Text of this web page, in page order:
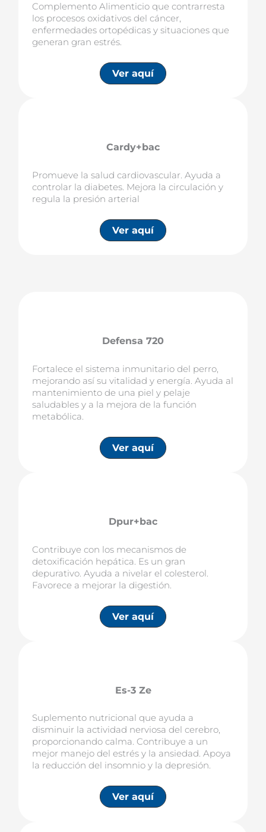
Complemento Alimenticio que contrarresta
los procesos oxidativos del cáncer,
enfermedades ortopédicas y situaciones que
generan gran estrés.
Ver aquí
Cardy+bac
Promueve la salud cardiovascular. Ayuda a
controlar la diabetes. Mejora la circulación y
regula la presión arterial
Ver aquí
Defensa 720
Fortalece el sistema inmunitario del perro,
mejorando así su vitalidad y energía. Ayuda al
mantenimiento de una piel y pelaje
saludables y a la mejora de la función
metabólica.
Ver aquí
Dpur+bac
Contribuye con los mecanismos de
detoxificación hepática. Es un gran
depurativo. Ayuda a nivelar el colesterol.
Favorece a mejorar la digestión.
Ver aquí
Es-3 Ze
Suplemento nutricional que ayuda a
disminuir la actividad nerviosa del cerebro,
proporcionando calma. Contribuye a un
mejor manejo del estrés y la ansiedad. Apoya
la reducción del insomnio y la depresión.
Ver aquí